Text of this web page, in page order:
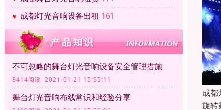
成都灯光音响设备出租 161
不可忽略的舞台灯光音响设备安全管理措施
8414阅读 2021-01-21 15:55:11
舞台灯光音响布线常识和经验分享
成都
旋转